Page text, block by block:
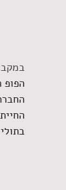
הפופ